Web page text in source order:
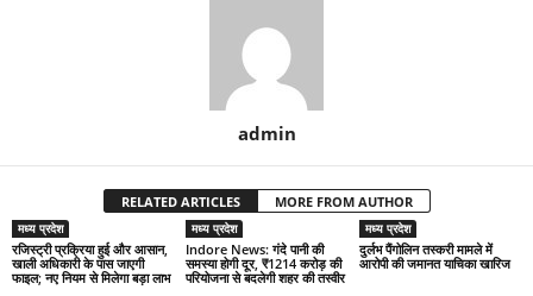
admin
RELATED ARTICLES MORE FROM AUTHOR
मध्य प्रदेश
रजिस्ट्री प्रक्रिया हुई और आसान,
खाली अधिकारी के पास जाएगी
फाइल; नए नियम से मिलेगा बड़ा लाभ
मध्य प्रदेश
Indore News: गंदे पानी की
समस्या होगी दूर, ₹1214 करोड़ की
परियोजना से बदलेगी शहर की तस्वीर
मध्य प्रदेश
दुर्लभ पैंगोलिन तस्करी मामले में
आरोपी की जमानत याचिका खारिज